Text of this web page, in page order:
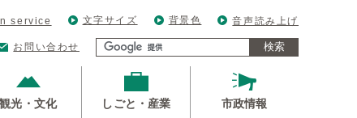
service 文字サイズ 背景色 音声読み上げ
お問い合わせ 検索
観光・文化 しごと・産業 市政情報